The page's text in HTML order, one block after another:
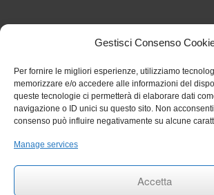
Gestisci Consenso
Per fornire le migliori esperienze, utilizziamo
memorizzare e/o accedere alle informazioni del
queste tecnologie ci permetterà di elaborare dati
navigazione o ID unici su questo sito. Non
consenso può influire negativamente su alcune
Manage services
Accetta
Articoli Recenti
Nuove regole sul TFR dal 1° luglio
per gli studi odontoiatrici 27 Luglio 2026
Chiarimenti sull’obbligo formativo ECM
triennio 2023 2025 27 Luglio 2026
Circolare 006 aggiornamenti RENTRI
Rinvio termini per obbligo stipula polizza
27 Settembre 2024